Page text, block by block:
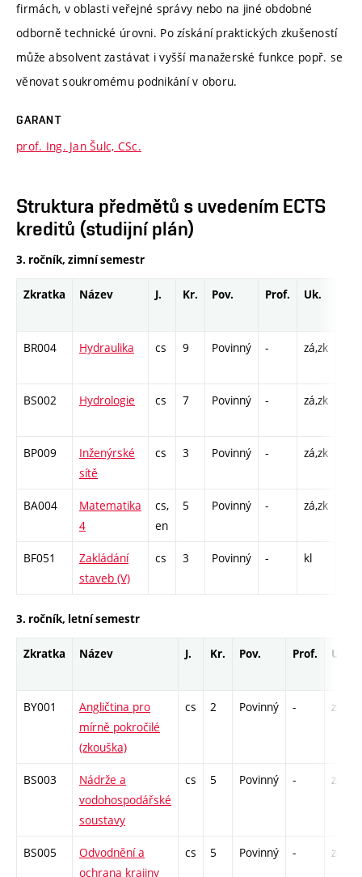
firmách, v oblasti veřejné správy nebo na jiné obdobné
odborně technické úrovni. Po získání praktických zkušeností
může absolvent zastávat i vyšší manažerské funkce popř. se
věnovat soukromému podnikání v oboru.
GARANT
prof. Ing. Jan Šulc, CSc.
Struktura předmětů s uvedením ECTS
kreditů (studijní plán)
3. ročník, zimní semestr
Zkratka Název J. Kr. Pov. Prof. Uk.
BR004 Hydraulika cs 9 Povinný - zá,zk
BS002 Hydrologie cs 7 Povinný - zá,zk
BP009
Inženýrské
sítě
cs 3 Povinný - zá,zk
BA004
Matematika
4
cs,
en
5 Povinný - zá,zk
BF051
Zakládání
staveb (V)
cs 3 Povinný - kl
3. ročník, letní semestr
Zkratka Název J. Kr. Pov. Prof. Uk.
BY001
Angličtina pro
mírně pokročilé
(zkouška)
cs 2 Povinný - zk
BS003
Nádrže a
vodohospodářské
soustavy
cs 5 Povinný - zá,zk
BS005
Odvodnění a
ochrana krajiny
cs 5 Povinný - zá,zk